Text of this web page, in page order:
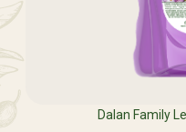
Dalan Family